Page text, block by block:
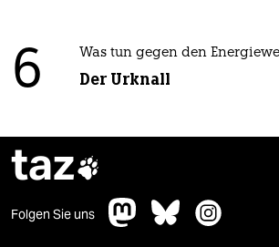
6 Was tun gegen den
Der Urknall
taz
Folgen Sie uns